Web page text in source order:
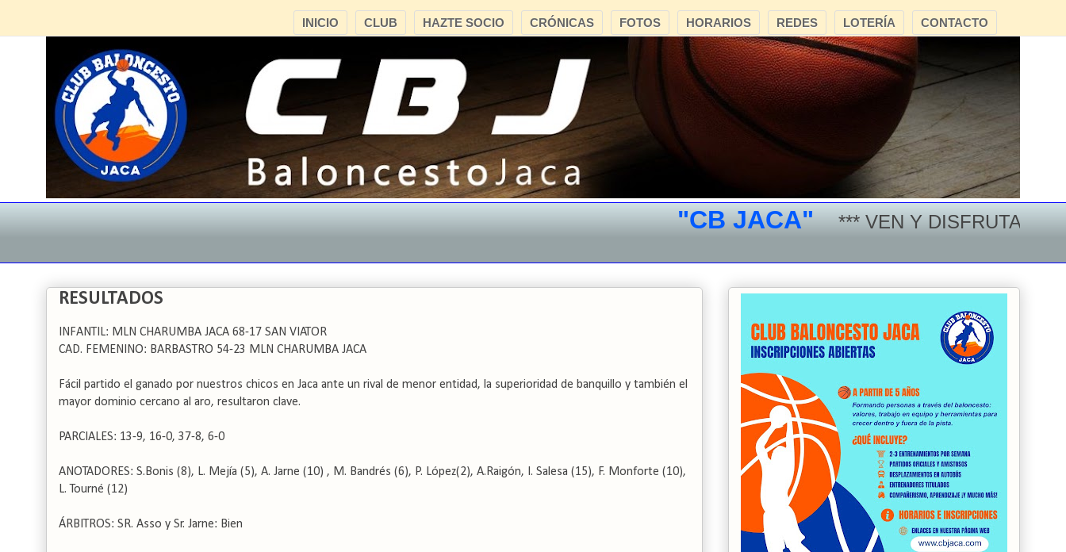
CONTACTO
LOTERÍA
REDES
HORARIOS
FOTOS
CRÓNICAS
HAZTE SOCIO
CLUB
INICIO
"CB JACA" *** VEN Y DISFRUTA DEL
RESULTADOS
INFANTIL: MLN CHARUMBA JACA 68-17 SAN VIATOR
CAD. FEMENINO: BARBASTRO 54-23 MLN CHARUMBA JACA
Fácil partido el ganado por nuestros chicos en Jaca ante un rival de menor entidad, la superioridad de banquillo y también el
mayor dominio cercano al aro, resultaron clave.
PARCIALES: 13-9, 16-0, 37-8, 6-0
ANOTADORES: S.Bonis (8), L. Mejía (5), A. Jarne (10) , M. Bandrés (6), P. López(2), A.Raigón, I. Salesa (15), F. Monforte (10),
L. Tourné (12)
ÁRBITROS: SR. Asso y Sr. Jarne: Bien